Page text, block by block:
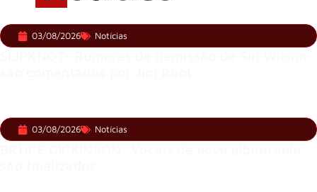
03/08/2026 Notícias
03/08/2026 Notícias